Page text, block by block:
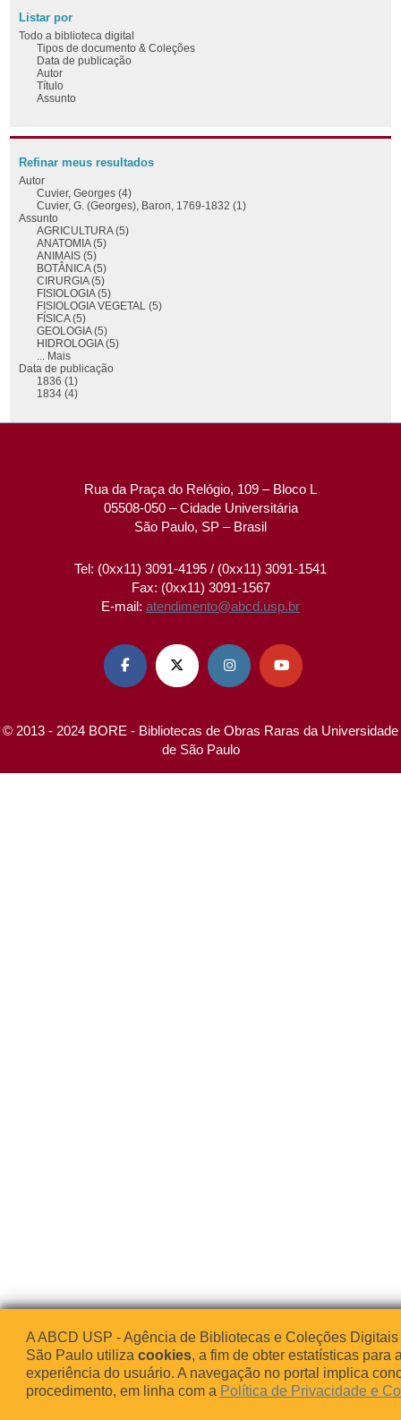
Listar por
Todo a biblioteca digital
Tipos de documento & Coleções
Data de publicação
Autor
Título
Assunto
Refinar meus resultados
Autor
Cuvier, Georges (4)
Cuvier, G. (Georges), Baron, 1769-1832 (1)
Assunto
AGRICULTURA (5)
ANATOMIA (5)
ANIMAIS (5)
BOTÂNICA (5)
CIRURGIA (5)
FISIOLOGIA (5)
FISIOLOGIA VEGETAL (5)
FÍSICA (5)
GEOLOGIA (5)
HIDROLOGIA (5)
... Mais
Data de publicação
1836 (1)
1834 (4)
Rua da Praça do Relógio, 109 – Bloco L
05508-050 – Cidade Universitária
São Paulo, SP – Brasil
Tel: (0xx11) 3091-4195 / (0xx11) 3091-1541
Fax: (0xx11) 3091-1567
E-mail: atendimento@abcd.usp.br
   
© 2013 - 2024 BORE - Bibliotecas de Obras Raras da Universidade
de São Paulo
A ABCD USP - Agência de Bibliotecas e Coleções
São Paulo utiliza cookies, a fim de obter estatísticas para
experiência do usuário. A navegação no portal implica
procedimento, em linha com a Política de Privacidade e